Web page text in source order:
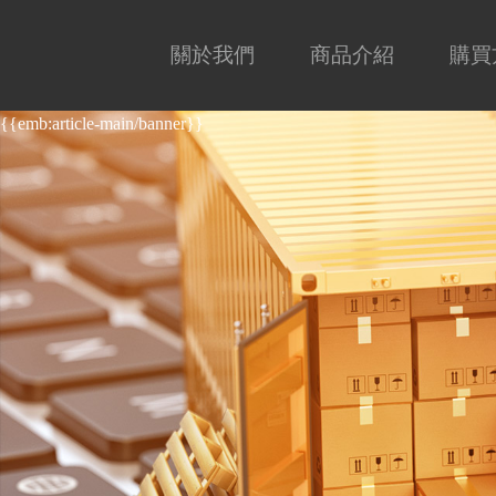
關於我們 商品介紹 購
{{emb:article-main/banner}}